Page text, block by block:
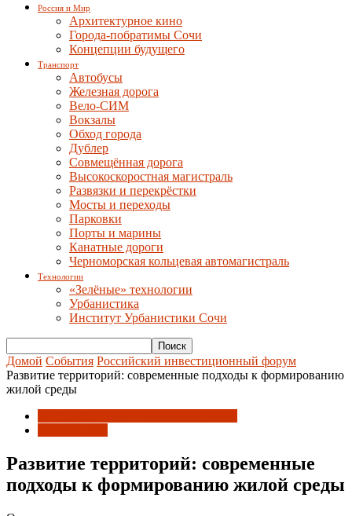
Россия и Мир
Архитектурное кино
Города-побратимы Сочи
Концепции будущего
Транспорт
Автобусы
Железная дорога
Вело-СИМ
Вокзалы
Обход города
Дублер
Совмещённая дорога
Высокоскоростная магистраль
Развязки и перекрёстки
Мосты и переходы
Парковки
Порты и марины
Канатные дороги
Черноморская кольцевая автомагистраль
Технологии
«Зелёные» технологии
Урбанистика
Институт Урбанистики Сочи
Домой События Российский инвестиционный форум
Развитие территорий: современные подходы к формированию
жилой среды
Развитие территорий: современные
подходы к формированию жилой среды